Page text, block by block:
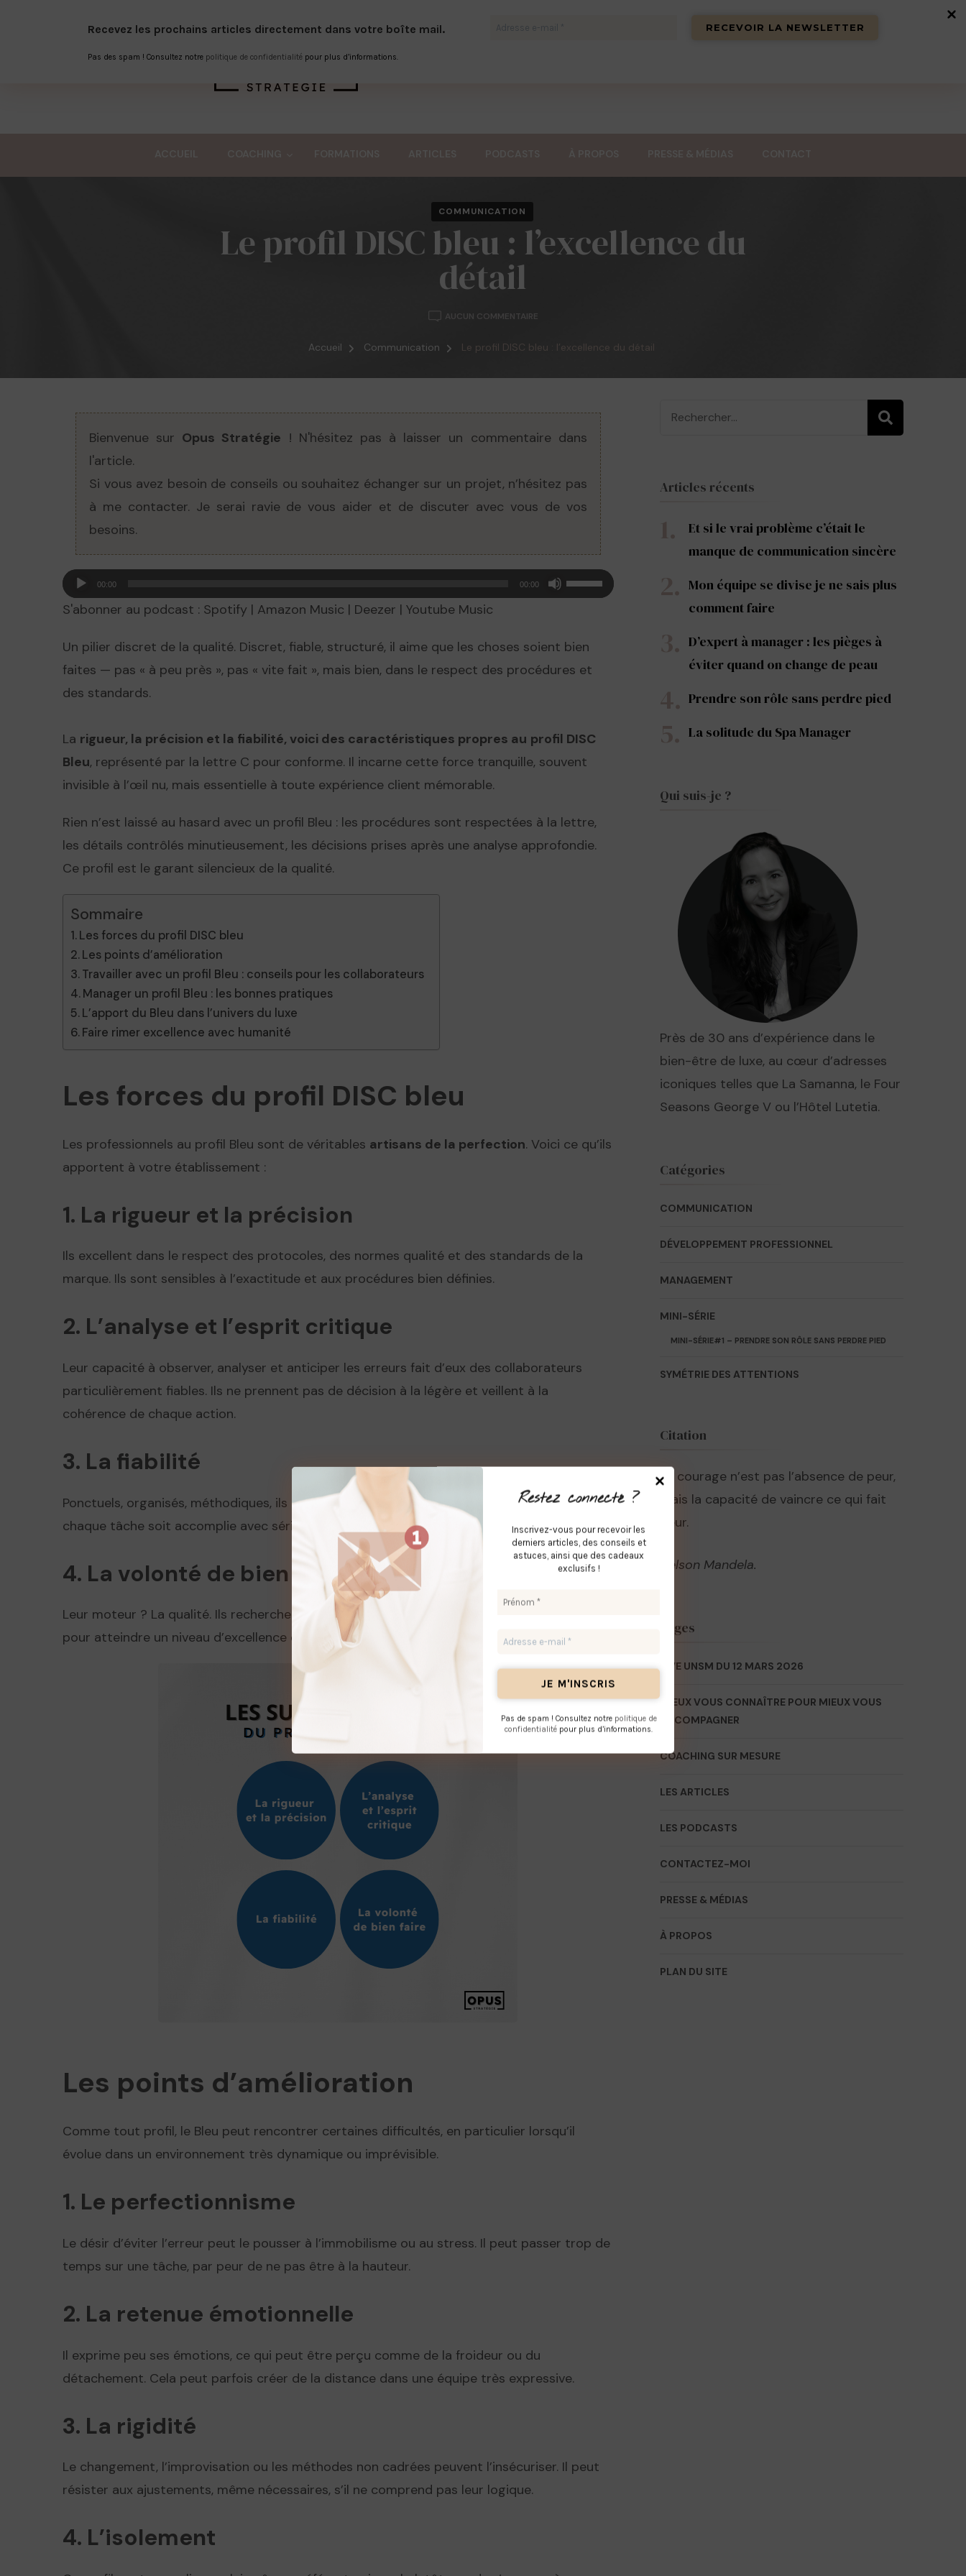
COMMUNICATION
Le profil DISC bleu : l’excellence du
détail
AUCUN COMMENTAIRELE
DISC
:
Accueil Communication Le profil DISC bleu : l’excellence du détail
Bienvenue sur Opus Stratégie ! N'hésitez pas à laisser un commentairedans
l'article.
Si vous avez besoin de conseils ou souhaitez échanger sur un projet, n’hésitez pas
à me contacter. Je serai ravie de vous aider et de discuter avec vous de vos
besoins.
Lecteur
audio
00:00 00:00
Utilisez
les
haut/bas
pour
diminuer
le
S'abonner au podcast : Spotify | Amazon Music | Deezer | Youtube Music
Un pilier discret de la qualité. Discret, fiable, structuré, il aime que les choses soient bien
faites — pas « à peu près », pas « vite fait », mais bien, dans le respect des procédures et
des standards.
La rigueur, la précision et la fiabilité, voici des caractéristiques propres au profil DISC
Bleu, représenté par la lettre C pour conforme. Il incarne cette force tranquille, souvent
invisible à l’œil nu, mais essentielle à toute expérience client mémorable.
Rien n’est laissé au hasard avec un profil Bleu : les procédures sont respectées à la lettre,
les détails contrôlés minutieusement, les décisions prises après une analyse approfondie.
Ce profil est le garant silencieux de la qualité.
Sommaire
Les forces du profil DISC bleu
Les points d’amélioration
Travailler avec un profil Bleu : conseils pour les collaborateurs
Manager un profil Bleu : les bonnes pratiques
L’apport du Bleu dans l’univers du luxe
Faire rimer excellence avec humanité
Les forces du profil DISC bleu
Les professionnels au profil Bleu sont de véritables artisans de la perfection. Voici ce qu’ils
apportent à votre établissement :
1. La rigueur et la précision
Ils excellent dans le respect des protocoles, des normes qualité et des standards de la
marque. Ils sont sensibles à l’exactitude et aux procédures bien définies.
2. L’analyse et l’esprit critique
Leur capacité à observer, analyser et anticiper les erreurs fait d’eux des collaborateurs
particulièrement fiables. Ils ne prennent pas de décision à la légère et veillent à la
cohérence de chaque action.
3. La fiabilité
Ponctuels, organisés, méthodiques, ils tiennent leurs engagements et s’assurent que
chaque tâche soit accomplie avec sérieux. Ils inspirent confiance.
4. La volonté de bien faire
Leur moteur ? La qualité. Ils recherchent sans cesse l’amélioration, non pour briller, mais
pour atteindre un niveau d’excellence qui les rassure autant qu’il élève l’expérience client.
Les points d’amélioration
Comme tout profil, le Bleu peut rencontrer certaines difficultés, en particulier lorsqu’il
évolue dans un environnement très dynamique ou imprévisible.
1. Le perfectionnisme
Le désir d’éviter l’erreur peut le pousser à l’immobilisme ou au stress. Il peut passer trop de
temps sur une tâche, par peur de ne pas être à la hauteur.
2. La retenue émotionnelle
Il exprime peu ses émotions, ce qui peut être perçu comme de la froideur ou du
détachement. Cela peut parfois créer de la distance dans une équipe très expressive.
3. La rigidité
Le changement, l’improvisation ou les méthodes non cadrées peuvent l’insécuriser. Il peut
résister aux ajustements, même nécessaires, s’il ne comprend pas leur logique.
4. L’isolement
Recevez les prochains articles directement dans votre boîte mail.
Pas des spam ! Consultez notre politique de confidentialité pour plus d’informations.
Restez connecté ?
Inscrivez-vous pour recevoir les
derniers articles, des conseils et
astuces, ainsi que des cadeaux
exclusifs !
Pas de spam ! Consultez notre politique de
confidentialité pour plus d’informations.
Recherche
Articles récents
Et si le vrai problème c’était le
manque de communication sincère
Mon équipe se divise je ne sais plus
comment faire
D’expert à manager : les pièges à
éviter quand on change de peau
Prendre son rôle sans perdre pied
La solitude du Spa Manager
Qui suis-je ?
Près de 30 ans d’expérience dans le
bien-être de luxe, au cœur d’adresses
iconiques telles que La Samanna, le Four
Seasons George V ou l’Hôtel Lutetia.
Catégories
COMMUNICATION
DÉVELOPPEMENT PROFESSIONNEL
MANAGEMENT
MINI-SÉRIE
MINI-SÉRIE#1 – PRENDRE SON RÔLE SANS PERDRE PIED
SYMÉTRIE DES ATTENTIONS
Citation
Le courage n’est pas l’absence de peur,
mais la capacité de vaincre ce qui fait
peur.
Nelson Mandela.
Pages
LIVE UNSM DU 12 MARS 2026
MIEUX VOUS CONNAÎTRE POUR MIEUX VOUS
ACCOMPAGNER
COACHING SUR MESURE
LES ARTICLES
LES PODCASTS
CONTACTEZ-MOI
PRESSE & MÉDIAS
À PROPOS
PLAN DU SITE